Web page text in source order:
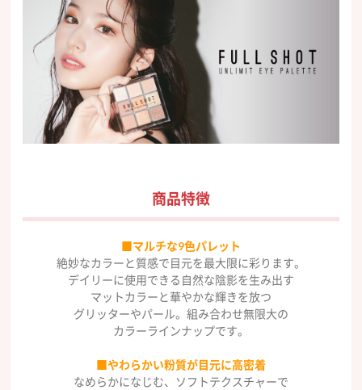
商品特徴
■マルチな9色パレット
絶妙なカラーと質感で目元を最大限に彩ります。
デイリーに使用できる自然な陰影を生み出す
マットカラーと華やかな輝きを放つ
グリッターやパール。組み合わせ無限大の
カラーラインナップです。
■やわらかい粉質が目元に高密着
なめらかになじむ、ソフトテクスチャーで